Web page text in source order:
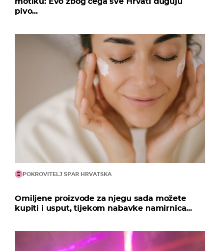
pivo...
POKROVITELJ SPAR HRVATSKA
Omiljene proizvode za njegu sada možete
kupiti i usput, tijekom nabavke namirnica...